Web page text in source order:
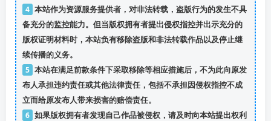
4 本站作为资源服务提供者，对非法转载，盗版行为的发生不具
备充分的监控能力。但当版权拥有者提出侵权指控并出示充分的
版权证明材料时，本站负有移除盗版和非法转载作品以及停止继
续传播的义务。
5 本站在满足前款条件下采取移除等相应措施后，不为此向原发
布人承担违约责任或其他法律责任，包括不承担因侵权指控不成
立而给原发布人带来损害的赔偿责任。
6 如果版权拥有者发现自己作品被侵权，请及时向本站提出权利